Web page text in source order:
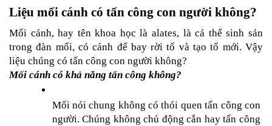
Liệu mối cánh có tấn công con người không?
Mối cánh, hay tên khoa học là alates, là cá thể sinh sản
trong đàn mối, có cánh để bay rời tổ và tạo tổ mới. Vậy
liệu chúng có tấn công con người không?
Mối cánh có khả năng tấn công không?
Mối nói chung không có thói quen tấn công con
người. Chúng không chủ động cắn hay tấn công